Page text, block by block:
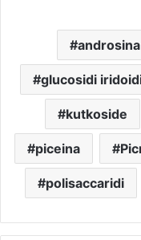
androsina
glucosidi
kutkoside
piceina
polisaccaridi